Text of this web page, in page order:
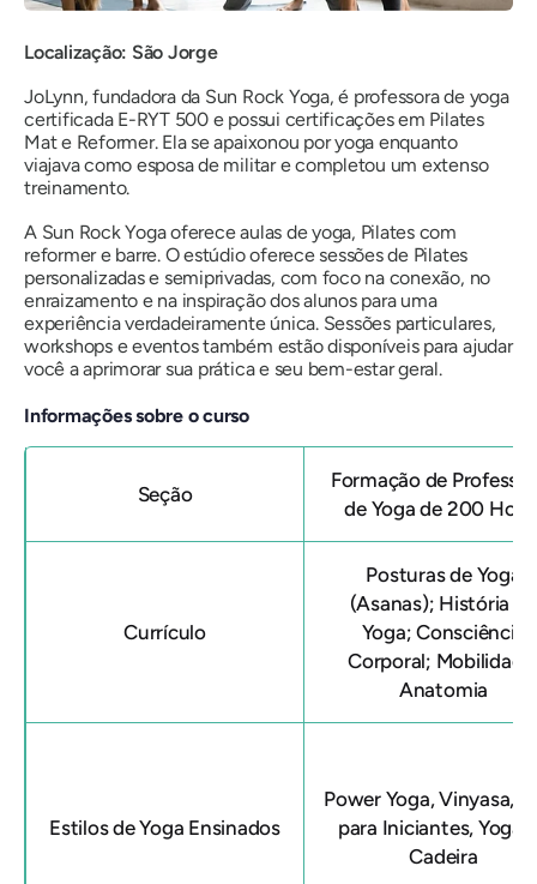
Localização: São Jorge
JoLynn, fundadora da Sun Rock Yoga, é professora de yoga
certificada E-RYT 500 e possui certificações em Pilates
Mat e Reformer. Ela se apaixonou por yoga enquanto
viajava como esposa de militar e completou um extenso
treinamento.
A Sun Rock Yoga oferece aulas de yoga, Pilates com
reformer e barre. O estúdio oferece sessões de Pilates
personalizadas e semiprivadas, com foco na conexão, no
enraizamento e na inspiração dos alunos para uma
experiência verdadeiramente única. Sessões particulares,
workshops e eventos também estão disponíveis para ajudar
você a aprimorar sua prática e seu bem-estar geral.
Informações sobre o curso
Seção
Formação de
de Yoga de 200
Currículo
Posturas de Yoga
(Asanas); História do
Yoga; Consciência
Corporal;
Anatomia
Estilos de Yoga Ensinados
Power Yoga, Vinyasa,
para Iniciantes, Yoga
Cadeira